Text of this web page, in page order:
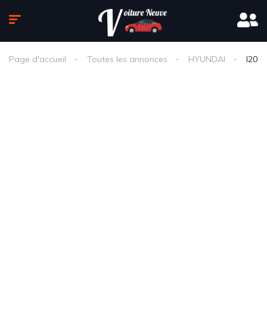
Page d'accueil Toutes les annonces HYUNDAI I20